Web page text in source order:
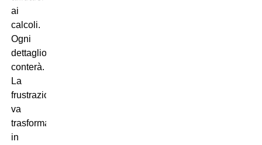
ai
calcoli.
Ogni
dettaglio
conterà.
La
frustrazione
va
trasformata
in